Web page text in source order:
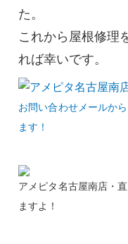
た。
これから屋根修理
れば幸いです。
お問い合わせメールか
ます！
アメピタ名古屋南店・
ますよ！